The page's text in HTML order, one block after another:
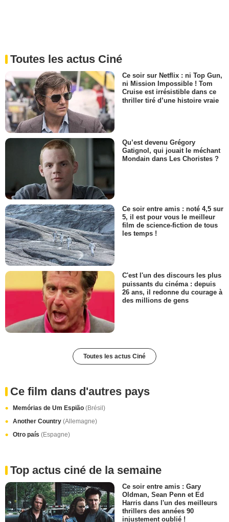
Toutes les actus Ciné
Ce soir sur Netflix : ni Top Gun,
ni Mission Impossible ! Tom
Cruise est irrésistible dans ce
thriller tiré d’une histoire vraie
Qu’est devenu Grégory
Gatignol, qui jouait le méchant
Mondain dans Les Choristes ?
Ce soir entre amis : noté 4,5 sur
5, il est pour vous le meilleur
film de science-fiction de tous
les temps !
C'est l'un des discours les plus
puissants du cinéma : depuis
26 ans, il redonne du courage à
des millions de gens
Toutes les actus Ciné
Ce film dans d'autres pays
Memórias de Um Espião (Brésil)
Another Country (Allemagne)
Otro país (Espagne)
Top actus ciné de la semaine
Ce soir entre amis : Gary
Oldman, Sean Penn et Ed
Harris dans l'un des meilleurs
thrillers des années 90
injustement oublié !